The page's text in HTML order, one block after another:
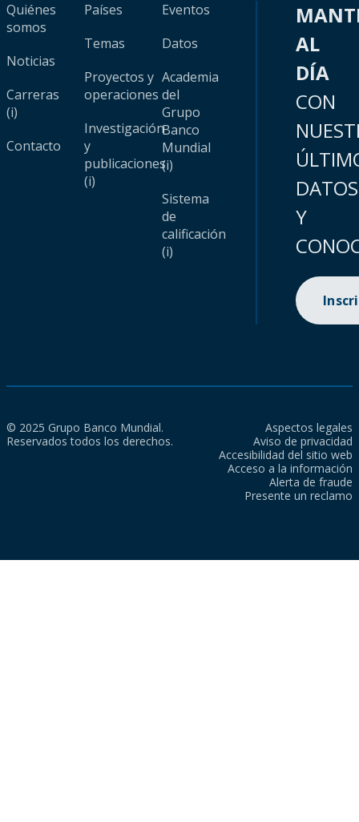
Quiénes
somos
Noticias
Carreras
(i)
Contacto
Países
Temas
Proyectos y
operaciones
Investigación
y
publicaciones
(i)
Eventos
Datos
Academia
del
Grupo
Banco
Mundial
(i)
Sistema
de
calificación
(i)
AL
DÍA
CON
DATOS
Y
© 2025 Grupo Banco Mundial.
Reservados todos los derechos.
Aspectos legales
Aviso de privacidad
Accesibilidad del sitio web
Acceso a la información
Alerta de fraude
Presente un reclamo